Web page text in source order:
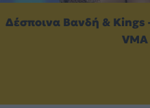
Δέσποινα Βανδή & Kings